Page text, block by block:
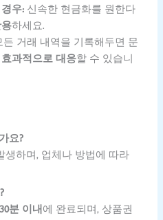
우:신속한 현금화를 원한다
하세요.
거래 내역을 기록해두면 문
효과적으로 대응할 수 있습니
요?
생하며, 업체나 방법에 따라
분 이내 에 완료되며, 상품권